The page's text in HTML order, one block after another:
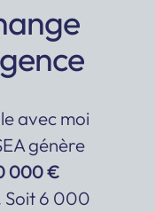
avec moi
génère
000 €
Soit 6 000